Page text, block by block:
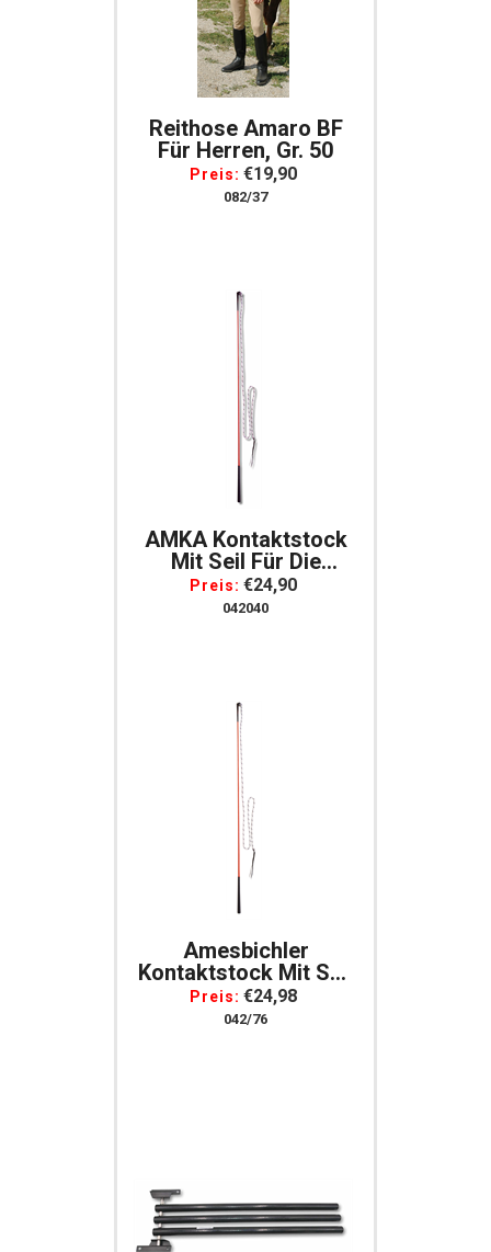
Reithose Amaro BF
Für Herren, Gr. 50
Preis: €19,90
082/37
AMKA Kontaktstock
Mit Seil Für Die
Bodenarbeit 100 Cm
Rot Reitstick Finesse-
Preis: €24,90
042040
Amesbichler
Kontaktstock Mit Seil
Für Die Bodenarbeit
120 Cm Reitstick
Preis: €24,98
042/76